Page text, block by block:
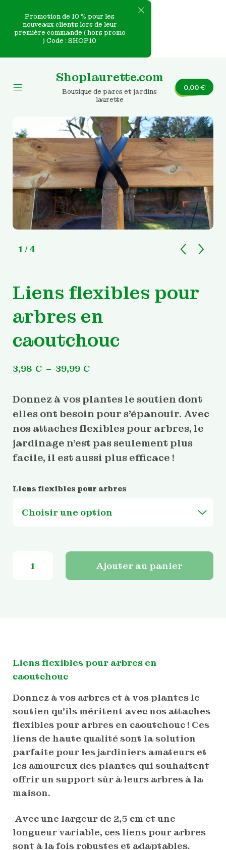
Promotion de 10 % pour les
nouveaux clients lors de leur
première commande ( hors promo
) Code : SHOP10
content
Shoplaurette.com
Boutique de parcs et jardins
laurette
0,00€
1 / 4
Liens flexibles pour
arbres en
caoutchouc
3,98 € – 39,99€Plage
3,98 €
à
39,99 €
Donnez à vos plantes le soutien dont
elles ont besoin pour s’épanouir. Avec
nos attaches flexibles pour arbres, le
jardinage n’est pas seulement plus
facile, il est aussi plus efficace !
Liens flexibles pour arbres
Ajouter au panier
Liens flexibles pour arbres en
caoutchouc
Donnez à vos arbres et à vos plantes le
soutien qu’ils méritent avec nos attaches
flexibles pour arbres en caoutchouc ! Ces
liens de haute qualité sont la solution
parfaite pour les jardiniers amateurs et
les amoureux des plantes qui souhaitent
offrir un support sûr à leurs arbres à la
maison.
Avec une largeur de 2,5 cm et une
longueur variable, ces liens pour arbres
sont à la fois robustes et adaptables.